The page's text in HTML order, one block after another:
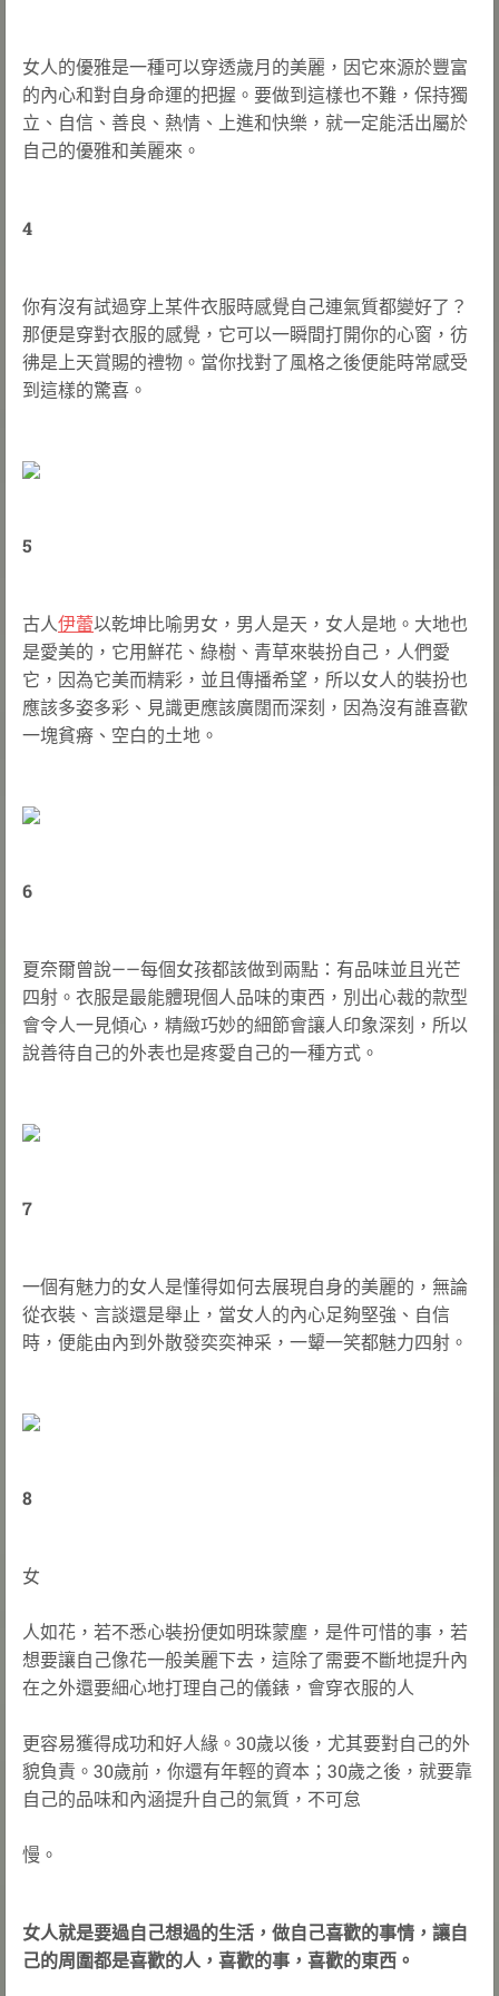
女人的優雅是一種可以穿透歲月的美麗，因它來源於豐富
的內心和對自身命運的把握。要做到這樣也不難，保持獨
立、自信、善良、熱情、上進和快樂，就一定能活出屬於
自己的優雅和美麗來。
4
你有沒有試過穿上某件衣服時感覺自己連氣質都變好了？
那便是穿對衣服的感覺，它可以一瞬間打開你的心窗，彷
彿是上天賞賜的禮物。當你找對了風格之後便能時常感受
到這樣的驚喜。
5
古人伊蕾以乾坤比喻男女，男人是天，女人是地。大地也
是愛美的，它用鮮花、綠樹、青草來裝扮自己，人們愛
它，因為它美而精彩，並且傳播希望，所以女人的裝扮也
應該多姿多彩、見識更應該廣闊而深刻，因為沒有誰喜歡
一塊貧瘠、空白的土地。
6
夏奈爾曾說——每個女孩都該做到兩點：有品味並且光芒
四射。衣服是最能體現個人品味的東西，別出心裁的款型
會令人一見傾心，精緻巧妙的細節會讓人印象深刻，所以
說善待自己的外表也是疼愛自己的一種方式。
7
一個有魅力的女人是懂得如何去展現自身的美麗的，無論
從衣裝、言談還是舉止，當女人的內心足夠堅強、自信
時，便能由內到外散發奕奕神采，一顰一笑都魅力四射。
8
女
人如花，若不悉心裝扮便如明珠蒙塵，是件可惜的事，若
想要讓自己像花一般美麗下去，這除了需要不斷地提升內
在之外還要細心地打理自己的儀錶，會穿衣服的人
更容易獲得成功和好人緣。30歲以後，尤其要對自己的外
貌負責。30歲前，你還有年輕的資本；30歲之後，就要靠
自己的品味和內涵提升自己的氣質，不可怠
慢。
女人就是要過自己想過的生活，做自己喜歡的事情，讓自
己的周圍都是喜歡的人，喜歡的事，喜歡的東西。